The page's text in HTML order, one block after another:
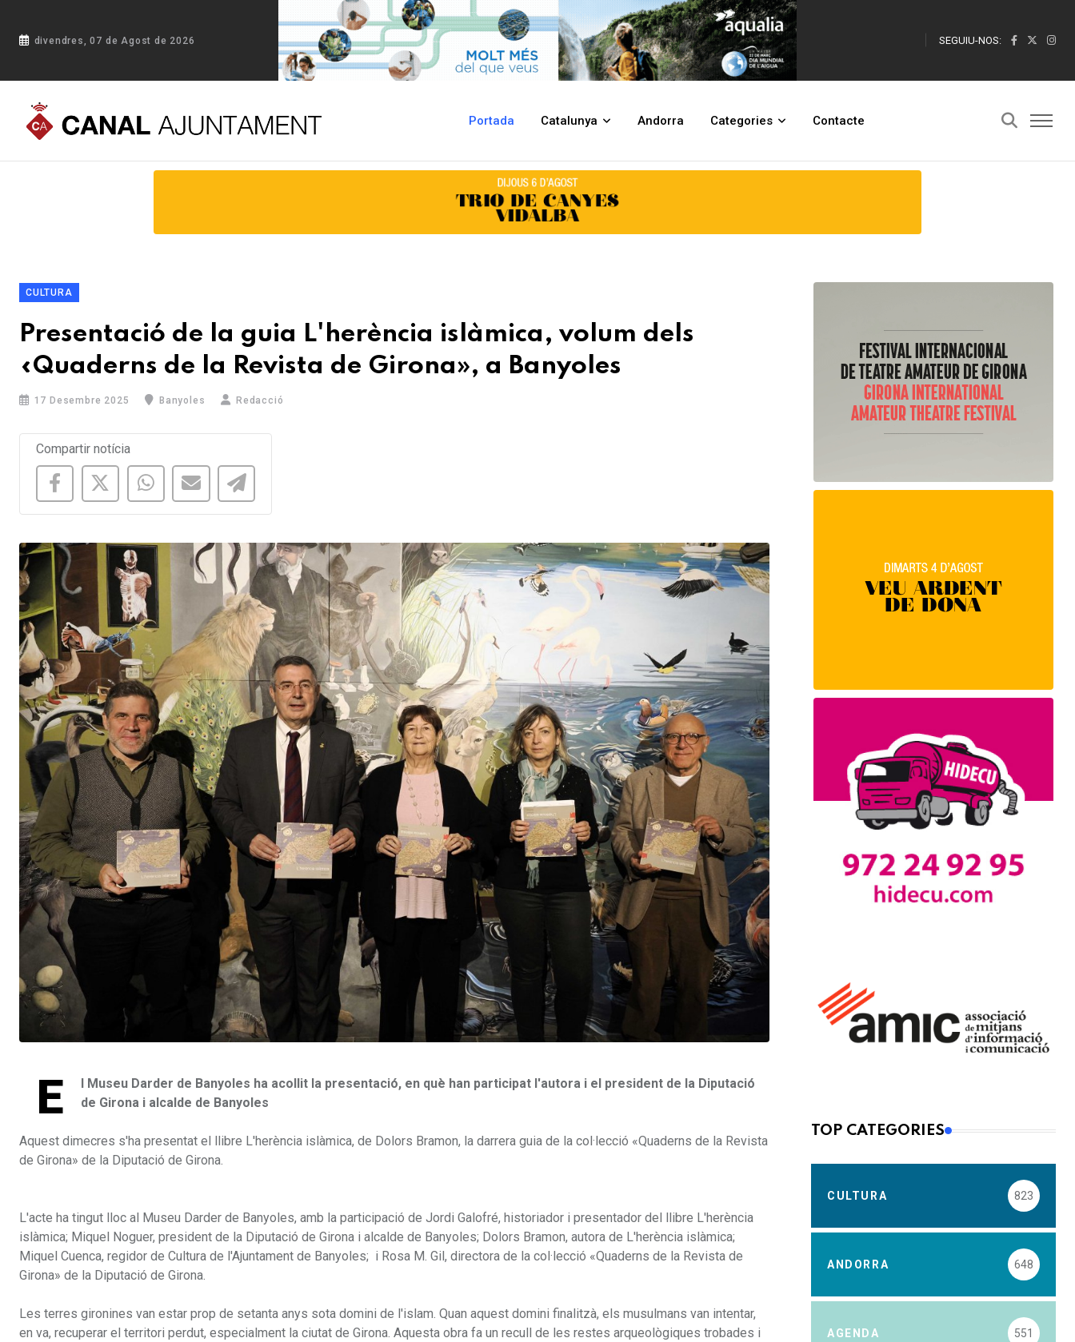
divendres, 07 de Agost de 2026 SEGUIU-NOS:
Portada Catalunya Andorra Categories Contacte
Portada Blog Presentació de la guia L'herència islàmica, volum dels «Quaderns de la Revista de Girona», a Banyoles
CULTURA
Presentació de la guia L'herència islàmica, volum dels
«Quaderns de la Revista de Girona», a Banyoles
17 Desembre 2025 Banyoles Redacció
Compartir notícia
E
l Museu Darder de Banyoles ha acollit la presentació, en què han participat l'autora i el president de la Diputació
de Girona i alcalde de Banyoles
Aquest dimecres s'ha presentat el llibre L'herència islàmica, de Dolors Bramon, la darrera guia de la col·lecció «Quaderns de la Revista
de Girona» de la Diputació de Girona.
L'acte ha tingut lloc al Museu Darder de Banyoles, amb la participació de Jordi Galofré, historiador i presentador del llibre L'herència
islàmica; Miquel Noguer, president de la Diputació de Girona i alcalde de Banyoles; Dolors Bramon, autora de L'herència islàmica;
Miquel Cuenca, regidor de Cultura de l'Ajuntament de Banyoles; i Rosa M. Gil, directora de la col·lecció «Quaderns de la Revista de
Girona» de la Diputació de Girona.
Les terres gironines van estar prop de setanta anys sota domini de l'islam. Quan aquest domini finalitzà, els musulmans van intentar,
en va, recuperar el territori perdut, especialment la ciutat de Girona. Aquesta obra fa un recull de les restes arqueològiques trobades i
TOP CATEGORIES
CULTURA 823
ANDORRA 648
AGENDA 551